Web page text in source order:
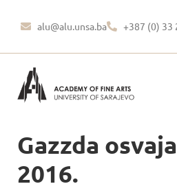
alu@alu.unsa.ba +387 (0) 33
Gazzda
2016.